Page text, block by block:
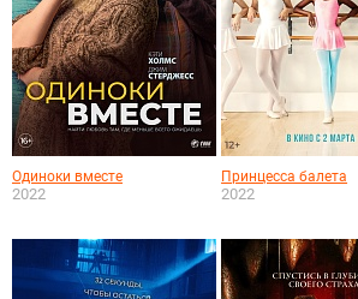
Одиноки вместе
2022
Принцесса балета
2022